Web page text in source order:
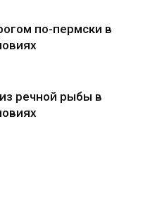
по-пермски в
речной рыбы в